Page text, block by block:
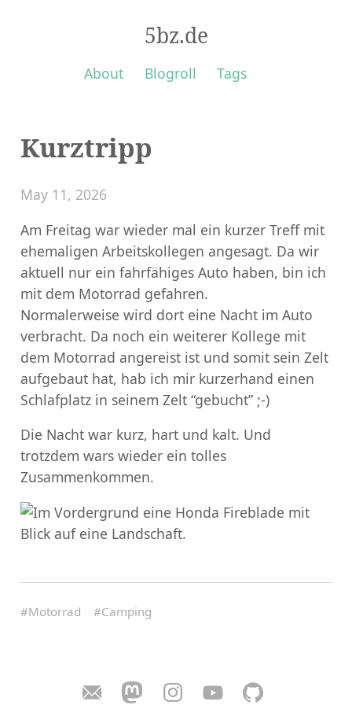
5bz.de
About Blogroll Tags
Kurztripp
May 11, 2026
Am Freitag war wieder mal ein kurzer Treff mit
ehemaligen Arbeitskollegen angesagt. Da wir
aktuell nur ein fahrfähiges Auto haben, bin ich
mit dem Motorrad gefahren.
Normalerweise wird dort eine Nacht im Auto
verbracht. Da noch ein weiterer Kollege mit
dem Motorrad angereist ist und somit sein Zelt
aufgebaut hat, hab ich mir kurzerhand einen
Schlafplatz in seinem Zelt “gebucht” ;-)
Die Nacht war kurz, hart und kalt. Und
trotzdem wars wieder ein tolles
Zusammenkommen.
#Motorrad #Camping